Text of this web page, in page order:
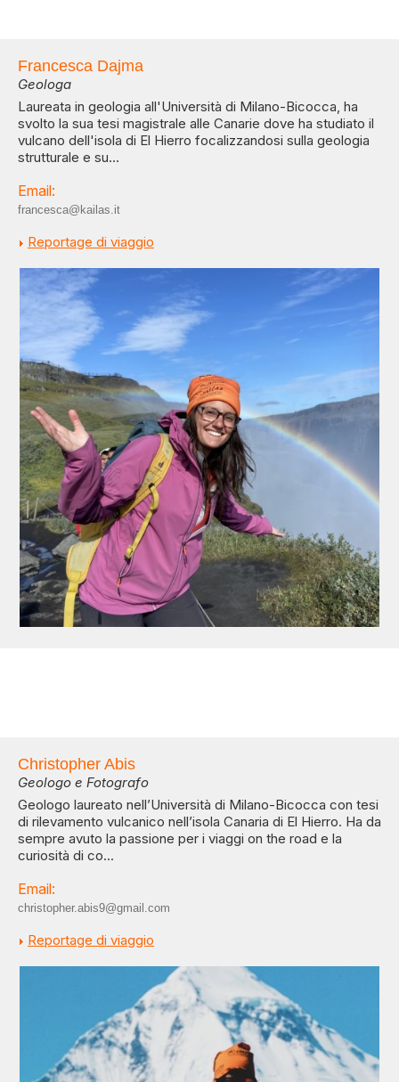
Francesca Dajma
Geologa
Laureata in geologia all'Università di Milano-Bicocca, ha
svolto la sua tesi magistrale alle Canarie dove ha studiato il
vulcano dell'isola di El Hierro focalizzandosi sulla geologia
strutturale e su...
Email:
francesca@kailas.it
Reportage di viaggio
Christopher Abis
Geologo e Fotografo
Geologo laureato nell’Università di Milano-Bicocca con tesi
di rilevamento vulcanico nell’isola Canaria di El Hierro. Ha da
sempre avuto la passione per i viaggi on the road e la
curiosità di co...
Email:
christopher.abis9@gmail.com
Reportage di viaggio